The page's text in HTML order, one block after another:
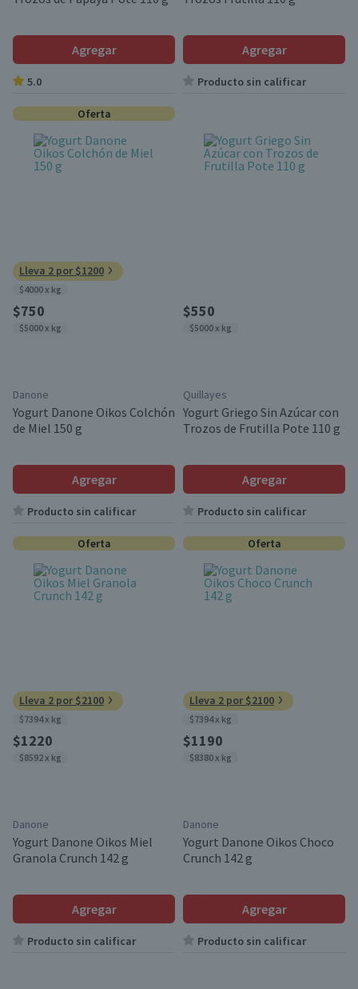
Agregar
5.0
Agregar
Producto sin calificar
Oferta
Lleva 2 por $1200
$4000 x kg
$750
$5000 x kg
Danone
Yogurt Danone Oikos Colchón
de Miel 150 g
Agregar
Producto sin calificar
$550
$5000 x kg
Quillayes
Yogurt Griego Sin Azúcar con
Trozos de Frutilla Pote 110 g
Agregar
Producto sin calificar
Oferta
Lleva 2 por $2100
$7394 x kg
$1220
$8592 x kg
Danone
Yogurt Danone Oikos Miel
Granola Crunch 142 g
Agregar
Producto sin calificar
Oferta
Lleva 2 por $2100
$7394 x kg
$1190
$8380 x kg
Danone
Yogurt Danone Oikos Choco
Crunch 142 g
Agregar
Producto sin calificar